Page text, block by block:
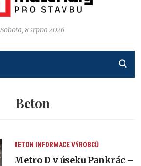
Sobota, 8 srpna 2026
Beton
BETON INFORMACE VÝROBCŮ
Metro D v úseku Pankrác –